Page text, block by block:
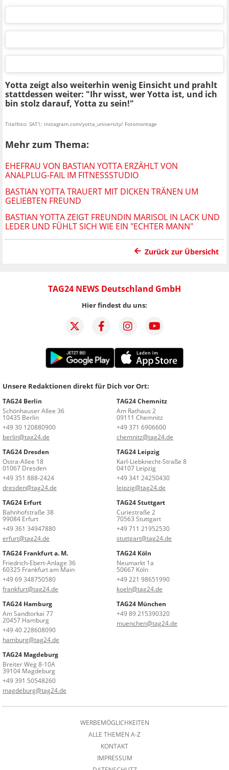
Yotta zeigt also weiterhin wenig Einsicht und prahlt
stattdessen weiter: "Ihr wisst, wer Yotta ist, und ich
bin stolz darauf, Yotta zu sein!"
Titelfoto: SAT1; instagram.com/yotta_university/ Fotomontage
Mehr zum Thema:
EHEFRAU VON BASTIAN YOTTA ERZÄHLT VON
ANALPLUG-FAIL IM FITNESSSTUDIO
BASTIAN YOTTA TRAUERT MIT DICKEN TRÄNEN UM
GELIEBTEN FREUND
BASTIAN YOTTA ZEIGT FREUNDIN MARISOL IN LACK UND
LEDER UND FÜHLT SICH WIE EIN "ECHTER MANN"
Zurück zur Übersicht
TAG24 NEWS Deutschland GmbH
Hier findest du uns:
Unsere Redaktionen direkt für Dich vor Ort:
TAG24 Berlin
Schönhauser Allee 36
10435 Berlin
+49 30 120880900
berlin@tag24.de
TAG24 Chemnitz
Am Rathaus 2
09111 Chemnitz
+49 371 6906600
chemnitz@tag24.de
TAG24 Dresden
Ostra-Allee 18
01067 Dresden
+49 351 888-2424
dresden@tag24.de
TAG24 Leipzig
Karl-Liebknecht-Straße 8
04107 Leipzig
+49 341 24250430
leipzig@tag24.de
TAG24 Erfurt
Bahnhofstraße 38
99084 Erfurt
+49 361 34947880
erfurt@tag24.de
TAG24 Stuttgart
Curiestraße 2
70563 Stuttgart
+49 711 21952530
stuttgart@tag24.de
TAG24 Frankfurt a. M.
Friedrich-Ebert-Anlage 36
60325 Frankfurt am Main
+49 69 348750580
frankfurt@tag24.de
TAG24 Köln
Neumarkt 1a
50667 Köln
+49 221 98651990
koeln@tag24.de
TAG24 Hamburg
Am Sandtorkai 77
20457 Hamburg
+49 40 228608090
hamburg@tag24.de
TAG24 München
+49 89 215390320
muenchen@tag24.de
TAG24 Magdeburg
Breiter Weg 8-10A
39104 Magdeburg
+49 391 50548260
magdeburg@tag24.de
WERBEMÖGLICHKEITEN
ALLE THEMEN A-Z
KONTAKT
IMPRESSUM